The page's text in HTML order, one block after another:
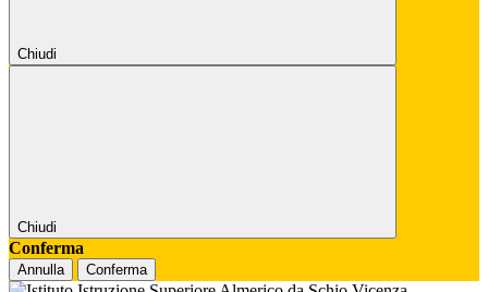
Chiudi
Chiudi
Conferma
Annulla Conferma